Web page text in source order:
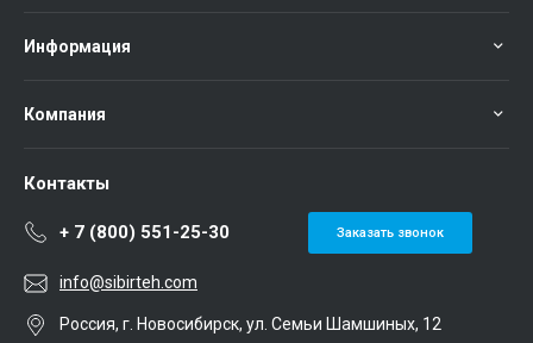
Информация
Компания
Контакты
+ 7 (800) 551-25-30 Заказать звонок
info@sibirteh.com
Россия, г. Новосибирск, ул. Семьи Шамшиных, 12